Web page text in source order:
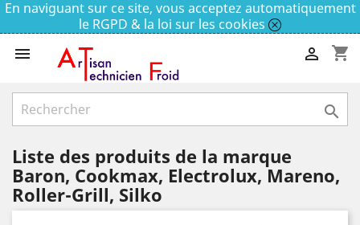
En naviguant sur ce site, vous acceptez automatiquement
le RGPD & la loi sur les cookies
 shopping_cart


Liste des produits de la marque
Baron, Cookmax, Electrolux, Mareno,
Roller-Grill, Silko